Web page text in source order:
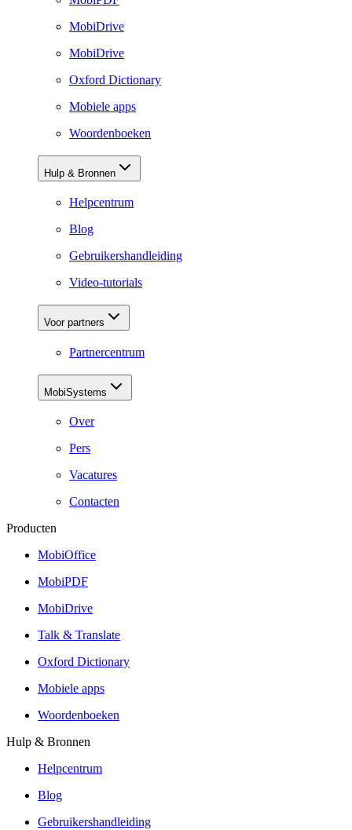
MobiDrive
MobiDrive
Oxford Dictionary
Mobiele apps
Woordenboeken
Hulp & Bronnen
Helpcentrum
Blog
Gebruikershandleiding
Video-tutorials
Voor partners
Partnercentrum
MobiSystems
Over
Pers
Vacatures
Contacten
Producten
MobiOffice
MobiPDF
MobiDrive
Talk & Translate
Oxford Dictionary
Mobiele apps
Woordenboeken
Hulp & Bronnen
Helpcentrum
Blog
Gebruikershandleiding